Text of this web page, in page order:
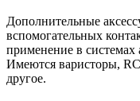
Дополнительные
вспомогательных
применение в системах
Имеются варисторы,
другое.